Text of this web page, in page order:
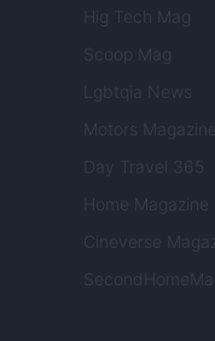
Hig Tech Mag
Scoop Mag
Lgbtqia News
Motors
Day Travel 365
Home Magazine
Cineverse